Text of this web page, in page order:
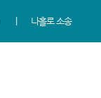
나홀로 소송